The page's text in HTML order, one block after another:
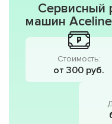
Сервисный
машин
Стоимость:
от 300 руб.